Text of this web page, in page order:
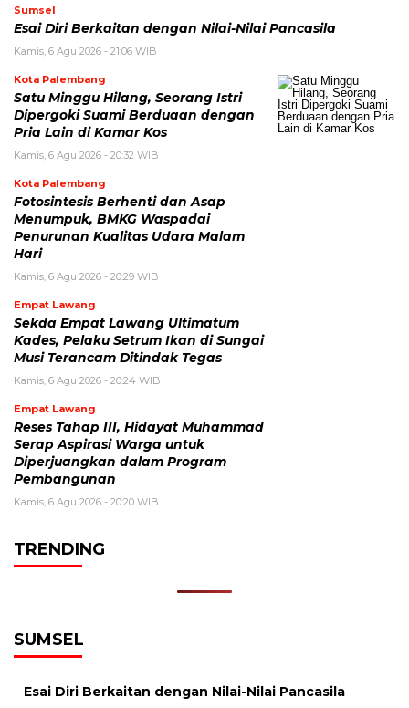
Sumsel
Esai Diri Berkaitan dengan Nilai-Nilai Pancasila
Kamis, 6 Agu 2026 - 21:06 WIB
Kota Palembang
Satu Minggu Hilang, Seorang Istri
Dipergoki Suami Berduaan dengan
Pria Lain di Kamar Kos
Kamis, 6 Agu 2026 - 20:32 WIB
Kota Palembang
Fotosintesis Berhenti dan Asap
Menumpuk, BMKG Waspadai
Penurunan Kualitas Udara Malam
Hari
Kamis, 6 Agu 2026 - 20:29 WIB
Empat Lawang
Sekda Empat Lawang Ultimatum
Kades, Pelaku Setrum Ikan di Sungai
Musi Terancam Ditindak Tegas
Kamis, 6 Agu 2026 - 20:24 WIB
Empat Lawang
Reses Tahap III, Hidayat Muhammad
Serap Aspirasi Warga untuk
Diperjuangkan dalam Program
Pembangunan
Kamis, 6 Agu 2026 - 20:20 WIB
TRENDING
SUMSEL
Esai Diri Berkaitan dengan Nilai-Nilai Pancasila